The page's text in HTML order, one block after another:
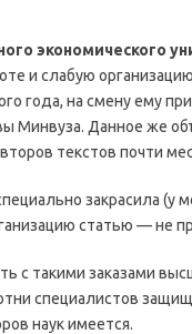
экономического
и слабую
года, на смену ему
Минвуза. Данное же
текстов почти
закрасила (у
статью — не
с такими заказами
специалистов
наук имеется.